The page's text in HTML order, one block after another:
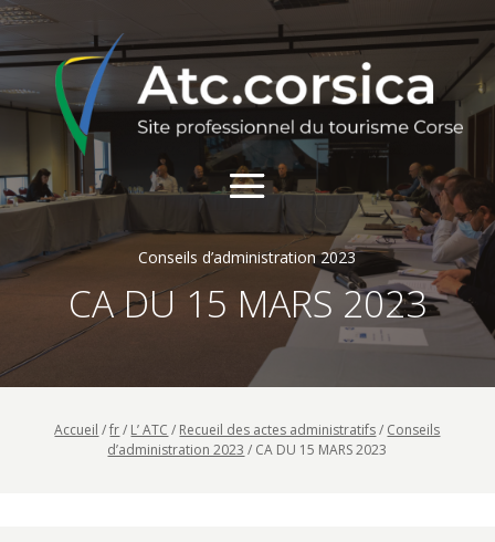
Conseils d’administration 2023
CA DU 15 MARS 2023
Accueil /fr/ L’ ATC / Recueil des actes administratifs/ Conseils
d’administration 2023 / CA DU 15 MARS 2023